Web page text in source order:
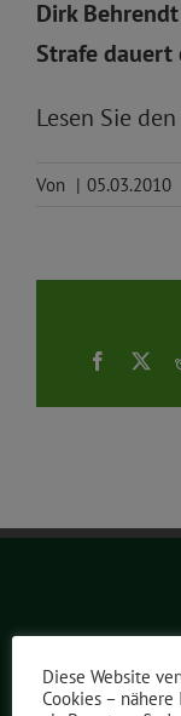
Dirk
Strafe
Lesen Sie
Von | 05.03.2010
Facebook
X
Diese Website
Cookies –